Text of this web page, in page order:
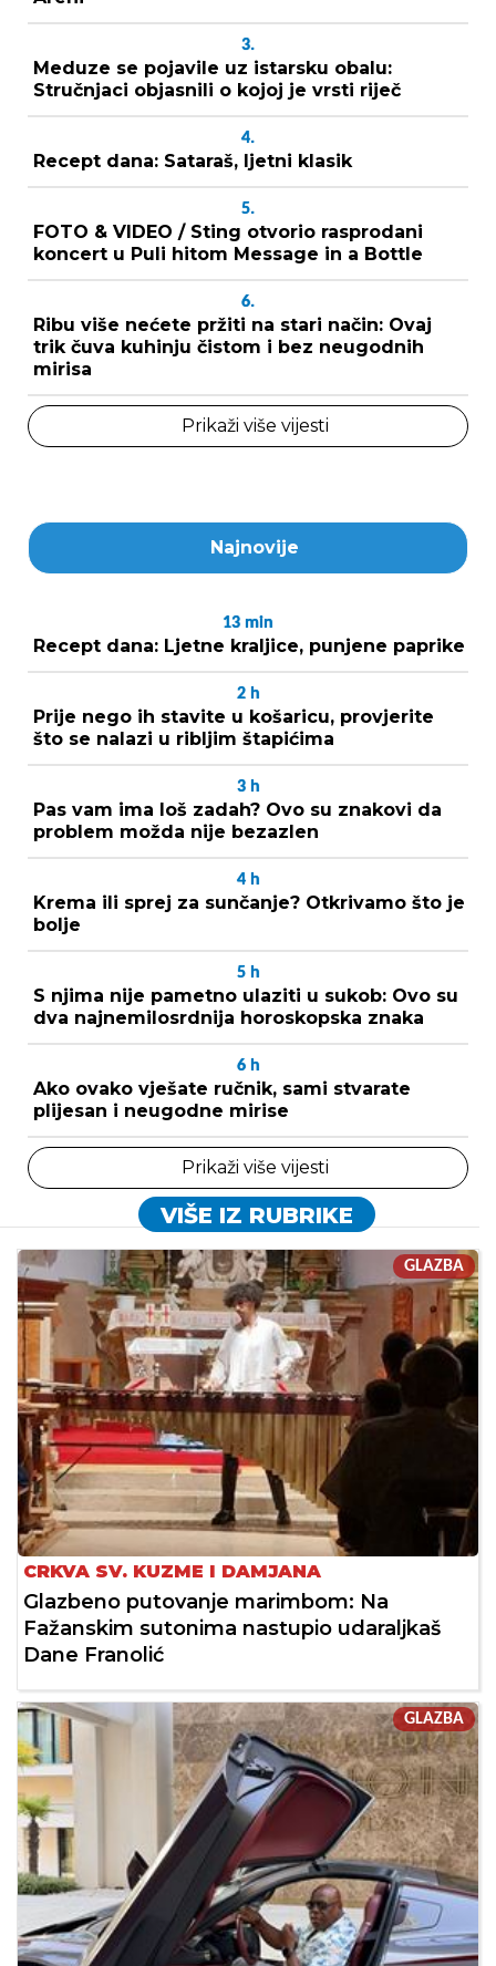
3.
Meduze se pojavile uz istarsku obalu:
Stručnjaci objasnili o kojoj je vrsti riječ
4.
Recept dana: Sataraš, ljetni klasik
5.
FOTO & VIDEO / Sting otvorio rasprodani
koncert u Puli hitom Message in a Bottle
6.
Ribu više nećete pržiti na stari način: Ovaj
trik čuva kuhinju čistom i bez neugodnih
mirisa
Prikaži više vijesti
Najnovije
13 min
Recept dana: Ljetne kraljice, punjene paprike
2 h
Prije nego ih stavite u košaricu, provjerite
što se nalazi u ribljim štapićima
3 h
Pas vam ima loš zadah? Ovo su znakovi da
problem možda nije bezazlen
4 h
Krema ili sprej za sunčanje? Otkrivamo što je
bolje
5 h
S njima nije pametno ulaziti u sukob: Ovo su
dva najnemilosrdnija horoskopska znaka
6 h
Ako ovako vješate ručnik, sami stvarate
plijesan i neugodne mirise
Prikaži više vijesti
VIŠE IZ RUBRIKE
GLAZBA
CRKVA SV. KUZME I DAMJANA
Glazbeno putovanje marimbom: Na
Fažanskim sutonima nastupio udaraljkaš
Dane Franolić
GLAZBA